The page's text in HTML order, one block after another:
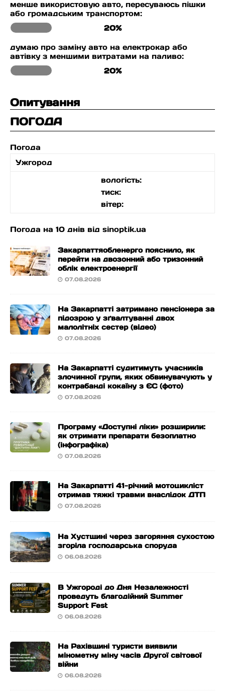
менше використовую авто, пересуваюсь пішки
або громадським транспортом:
20%
думаю про заміну авто на електрокар або
автівку з меншими витратами на паливо:
20%
Опитування
ПОГОДА
Погода
Ужгород
вологість:
тиск:
вітер:
Погода на 10 днів від sinoptik.ua
Закарпаттяобленерго пояснило, як
перейти на двозонний або тризонний
облік електроенергії
07.08.2026
На Закарпатті затримано пенсіонера за
підозрою у зґвалтуванні двох
малолітніх сестер (відео)
07.08.2026
На Закарпатті судитимуть учасників
злочинної групи, яких обвинувачують у
контрабанді кокаїну з ЄС (фото)
07.08.2026
Програму «Доступні ліки» розширили:
як отримати препарати безоплатно
(інфографіка)
07.08.2026
На Закарпатті 41-річний мотоцикліст
отримав тяжкі травми внаслідок ДТП
07.08.2026
На Хустщині через загоряння сухостою
згоріла господарська споруда
06.08.2026
В Ужгороді до Дня Незалежності
проведуть благодійний Summer
Support Fest
06.08.2026
На Рахівщині туристи виявили
мінометну міну часів Другої світової
війни
06.08.2026